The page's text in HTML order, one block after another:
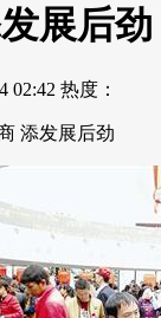
展后劲
02:42 热度：
添发展后劲